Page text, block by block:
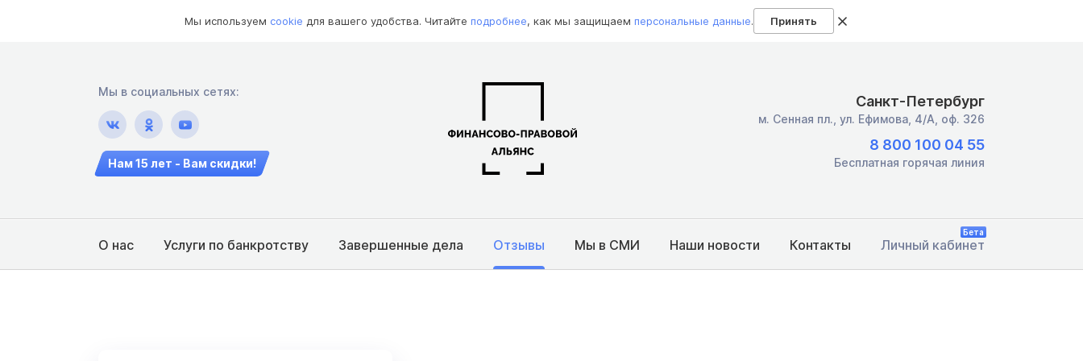
Мы используем cookie для вашего удобства. Читайте подробнее, как мы защищаем персональные данные. Принять
Мы в социальных сетях:
Нам 15 лет - Вам скидки!
Санкт-Петербург
м. Сенная пл., ул. Ефимова, 4/А, оф. 326
8 800 100 04 55
Бесплатная горячая линия
О нас Услуги по банкротству Завершенные дела Отзывы Мы в СМИ Наши новости Контакты Личный кабинет
Бета